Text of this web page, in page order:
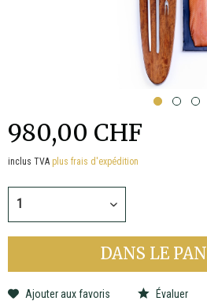
980,00 CHF
inclus TVA plus frais d'expédition
DANS LE
Ajouter aux favoris Évaluer